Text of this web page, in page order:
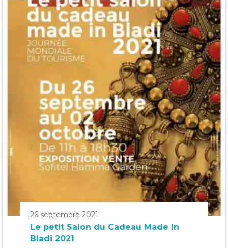
26 septembre 2021
Le petit Salon du Cadeau Made In
Bladi 2021